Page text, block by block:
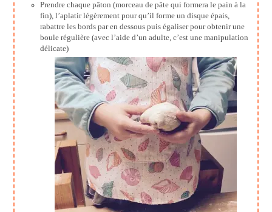
Prendre chaque pâton (morceau de pâte qui formera le pain à la
fin), l’aplatir légèrement pour qu’il forme un disque épais,
rabattre les bords par en dessous puis égaliser pour obtenir une
boule régulière (avec l’aide d’un adulte, c’est une manipulation
délicate)